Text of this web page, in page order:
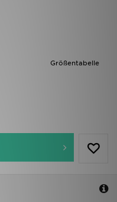
Größentabelle